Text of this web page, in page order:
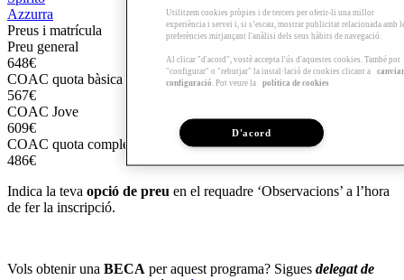
Azzurra
Preus i matrícula
Preu general
648€
COAC quota bàsica | Entitats amb conveni
567€
COAC Jove
609€
COAC quota complementària
486€
Indica la teva opció de preu en el requadre ‘Observacions’ a l’hora
de fer la inscripció.
Vols obtenir una BECA per aquest programa? Sigues delegat de
Utilitzem cookies pròpies i de tercers per oferir-li una millor
experiència i servei i, si s’escau, mostrar publicitat relacionada amb
preferències mitjançant l'anàlisi dels seus hàbits de navegació.
Al clicar "d'acord", vostè accepta l'ús d'aquestes cookies. També pot
"configurar" o "rebutjar" la instal·lació de cookies clicant a
canviar
configuració . Pot veure la política de cookies
D'acord